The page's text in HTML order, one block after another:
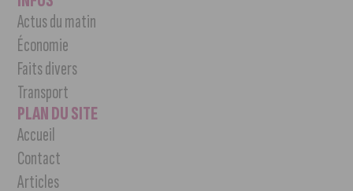
Actus du matin
Économie
Faits divers
Transport
PLAN DU SITE
Accueil
Contact
Articles